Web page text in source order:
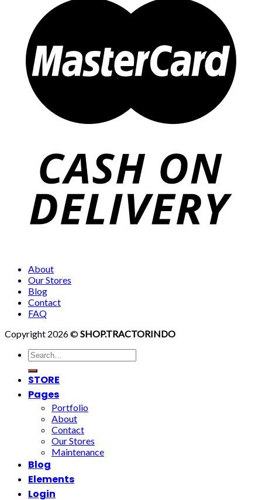
About
Our Stores
Blog
Contact
FAQ
Copyright 2026 ©SHOP.TRACTORINDO
Search
for:
STORE
Pages
Portfolio
About
Contact
Our Stores
Maintenance
Blog
Elements
Login